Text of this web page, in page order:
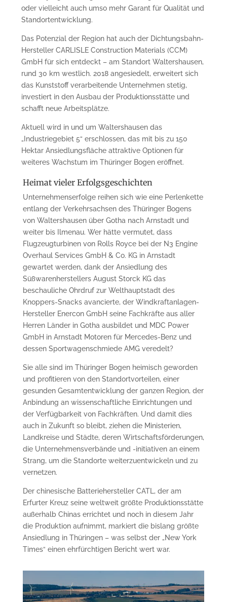
oder vielleicht auch umso mehr Garant für Qualität und
Standortentwicklung.
Das Potenzial der Region hat auch der Dichtungsbahn-
Hersteller CARLISLE Construction Materials (CCM)
GmbH für sich entdeckt – am Standort Waltershausen,
rund 30 km westlich. 2018 angesiedelt, erweitert sich
das Kunststoff verarbeitende Unternehmen stetig,
investiert in den Ausbau der Produktionsstätte und
schafft neue Arbeitsplätze.
Aktuell wird in und um Waltershausen das
„Industriegebiet 5“ erschlossen, das mit bis zu 150
Hektar Ansiedlungsfläche attraktive Optionen für
weiteres Wachstum im Thüringer Bogen eröffnet.
Heimat vieler Erfolgsgeschichten
Unternehmenserfolge reihen sich wie eine Perlenkette
entlang der Verkehrsachsen des Thüringer Bogens
von Waltershausen über Gotha nach Arnstadt und
weiter bis Ilmenau. Wer hätte vermutet, dass
Flugzeugturbinen von Rolls Royce bei der N3 Engine
Overhaul Services GmbH & Co. KG in Arnstadt
gewartet werden, dank der Ansiedlung des
Süßwarenherstellers August Storck KG das
beschauliche Ohrdruf zur Welthauptstadt des
Knoppers-Snacks avancierte, der Windkraftanlagen-
Hersteller Enercon GmbH seine Fachkräfte aus aller
Herren Länder in Gotha ausbildet und MDC Power
GmbH in Arnstadt Motoren für Mercedes-Benz und
dessen Sportwagenschmiede AMG veredelt?
Sie alle sind im Thüringer Bogen heimisch geworden
und profitieren von den Standort­vorteilen, einer
gesunden Gesamt­entwicklung der ganzen Region, der
Anbindung an wissenschaftliche Einrichtungen und
der Verfügbarkeit von Fachkräften. Und damit dies
auch in Zukunft so bleibt, ziehen die Ministerien,
Landkreise und Städte, deren Wirtschafts­förderungen,
die Unternehmensverbände und ­-initiativen an einem
Strang, um die Standorte weiterzuentwickeln und zu
vernetzen.
Der chinesische Batteriehersteller CATL, der am
Erfurter Kreuz seine weltweit größte Produktions­stätte
außerhalb Chinas errichtet und noch in diesem Jahr
die Produktion aufnimmt, markiert die bislang größte
Ansiedlung in Thüringen – was selbst der „New York
Times“ einen ehrfürchtigen Bericht wert war.